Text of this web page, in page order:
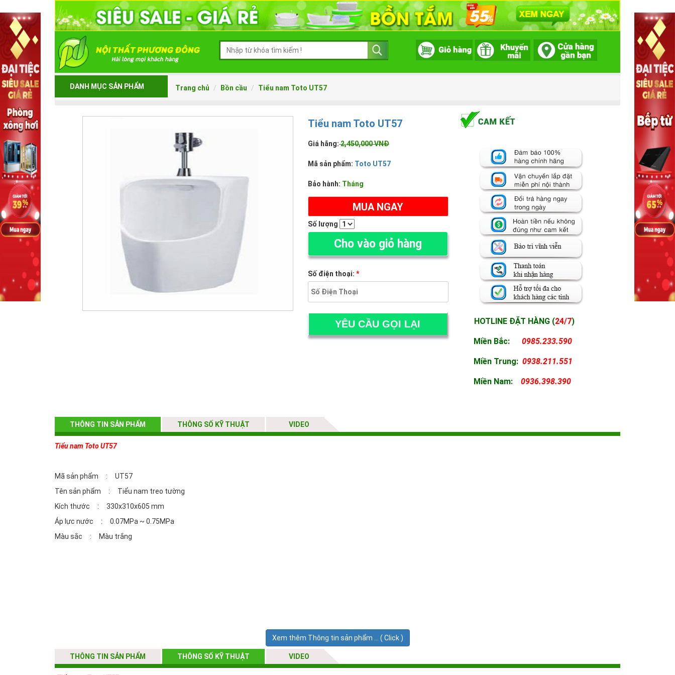
DANH MỤC SẢN PHẨM Trang chủ Bồn cầu Tiểu nam Toto UT57
Tiểu nam Toto UT57
Giá hãng:2,450,000 VNĐ
Mã sản phẩm: Toto UT57
Bảo hành: Tháng
MUA NGAY
Số lượng
Cho vào giỏ hàng
Số điện thoại: *
HOTLINE ĐẶT HÀNG (24/7)
Miền Bắc: 0985.233.590
MiềnTrung: 0938.211.551
MiềnNam: 0936.398.390
THÔNG TIN SẢN PHẨM THÔNG SỐ KỸ THUẬT VIDEO
Tiểu nam Toto UT57
Mã sản phẩm : UT57
Tên sản phẩm : Tiểu nam treo tường
Kích thước : 330x310x605 mm
Áp lực nước : 0.07MPa ~ 0.75MPa
Màu sắc : Màu trắng
Xem thêm Thông tin sản phẩm ... ( Click )
THÔNG TIN SẢN PHẨM THÔNG SỐ KỸ THUẬT VIDEO